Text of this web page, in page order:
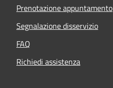
Prenotazione appuntamento
Segnalazione disservizio
FAQ
Richiedi assistenza